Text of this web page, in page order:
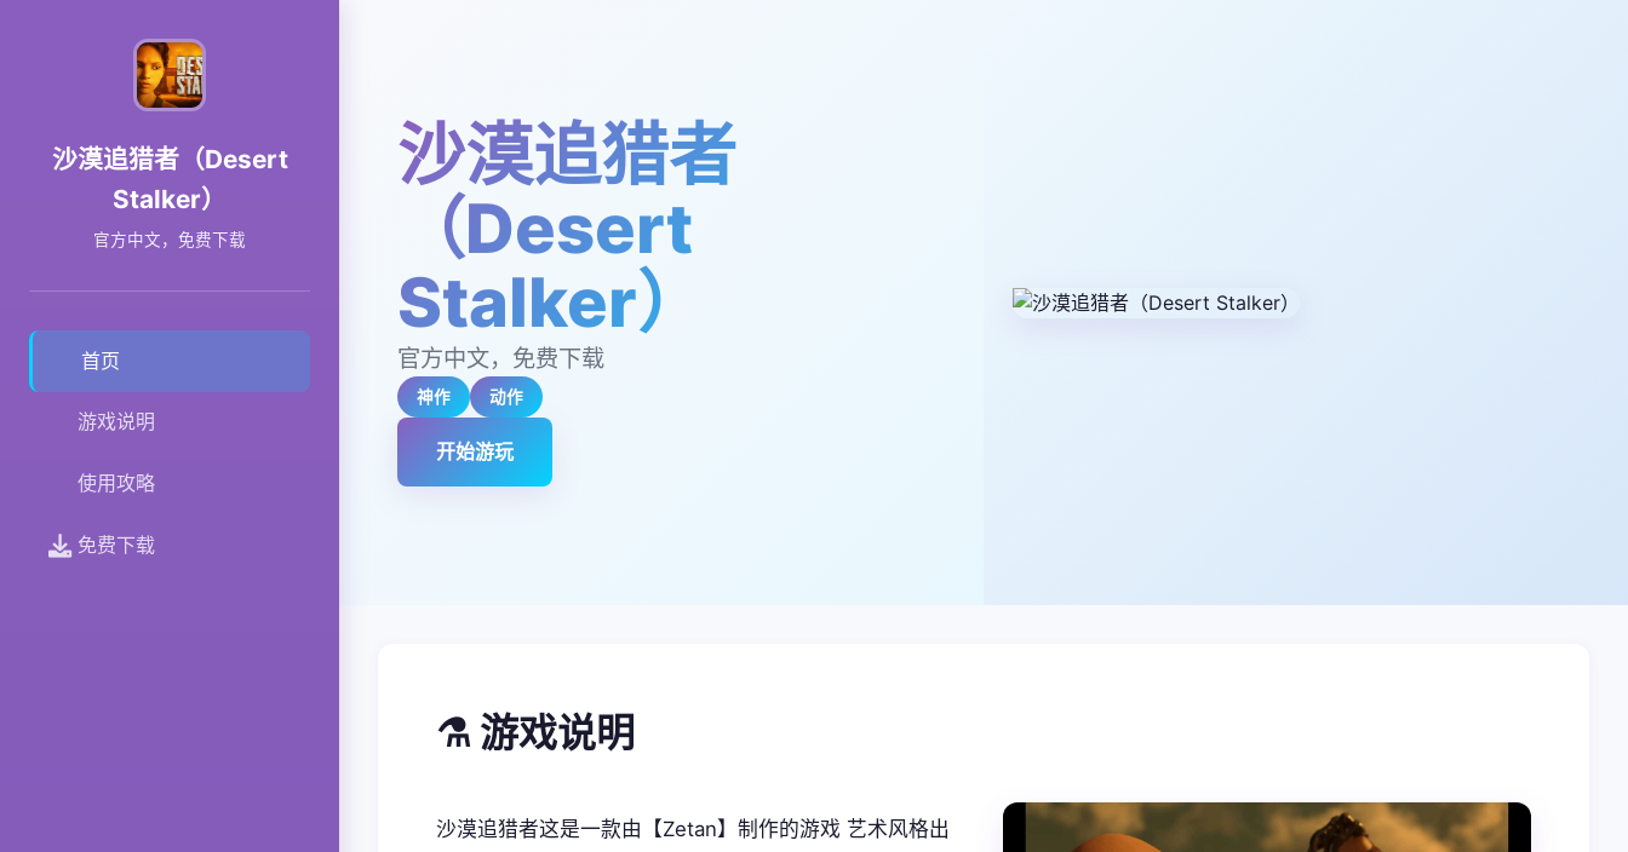
沙漠追猎者（Desert
Stalker）
官方中文，免费下载
首页
游戏说明
使用攻略
免费下载
沙漠追猎者
（Desert
Stalker）
官方中文，免费下载
神作 动作
开始游玩
⚗️ 游戏说明
沙漠追猎者这是一款由【Zetan】制作的游戏 艺术风格出